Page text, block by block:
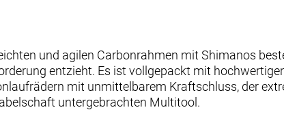
und agilen Carbonrahmen mit Shimanos
entzieht. Es ist vollgepackt mit
mit unmittelbarem Kraftschluss, der
untergebrachten Multitool.